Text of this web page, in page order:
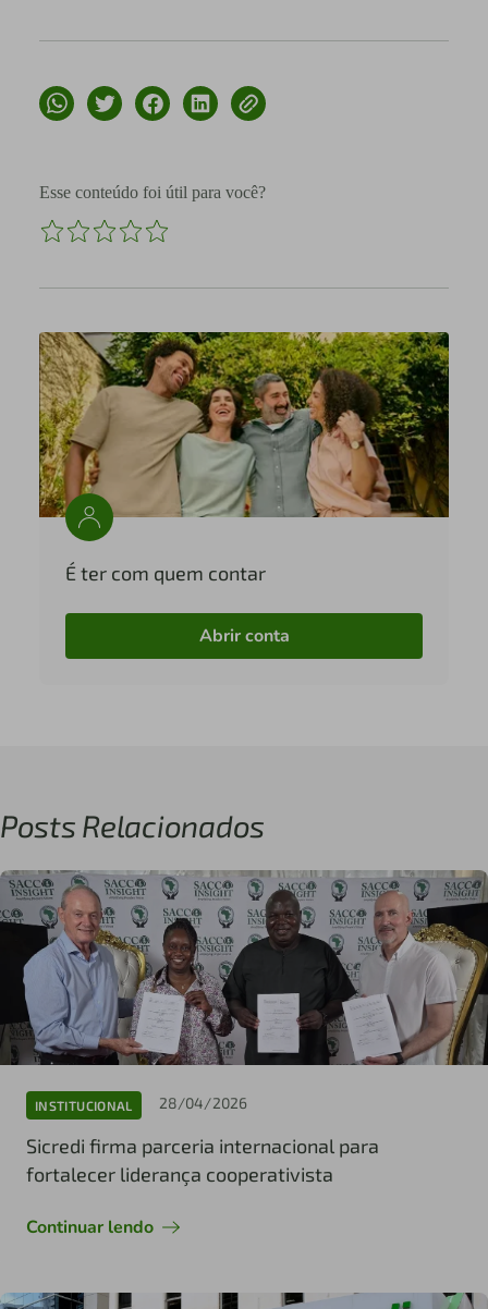
Esse conteúdo foi útil para você?
É ter com quem contar
Abrir conta
Posts Relacionados
INSTITUCIONAL 28/04/2026
Sicredi firma parceria internacional para
fortalecer liderança cooperativista
Continuar lendo